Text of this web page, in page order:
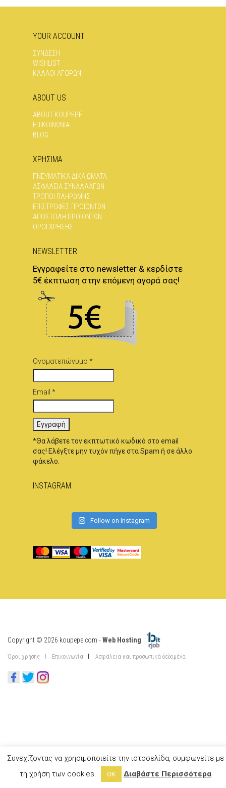
YOUR ACCOUNT
ΣΥΝΔΕΣΗ
WISHLIST
ΚΑΛΑΘΙ ΑΓΟΡΩΝ
ABOUT US
ABOUT KOUPEPE
ΕΠΙΚΟΙΝΩΝΊΑ
BLOG
ΧΡΗΣΙΜΑ
ΠΝΕΥΜΑΤΙΚΆ ΔΙΚΑΙΏΜΑΤΑ
ΑΣΦΆΛΕΙΑ ΣΥΝΑΛΛΑΓΏΝ
ΤΡΌΠΟΙ ΠΛΗΡΩΜΉΣ
ΕΠΙΣΤΡΟΦΈΣ ΠΡΟΪΌΝΤΩΝ
ΑΠΟΣΤΟΛΉ ΠΡΟΪΌΝΤΩΝ
ΌΡΟΙ ΧΡΉΣΗΣ
NEWSLETTER
Εγγραφείτε στο newsletter & κερδίστε
5€ έκπτωση στην επόμενη αγορά σας!
Ονοματεπώνυμο *
Email *
*Θα λάβετε τον εκπτωτικό κωδικό στο email
σας! Ελέγξτε μην τυχόν πήγε στα Spam ή σε άλλο
φάκελο.
INSTAGRAM
Follow on Instagram
Copyright © 2026 koupepe.com -Web Hosting
Όροι χρήσης Επικοινωνία Ασφάλεια και προσωπικά δεδομένα
Συνεχίζοντας να χρησιμοποιείτε την ιστοσελίδα, συμφωνείτε με
τη χρήση των cookies.
OK Διαβάστε Περισσότερα